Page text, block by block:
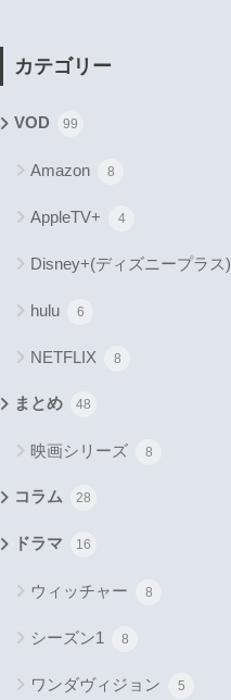
カテゴリー
VOD 99
Amazon 8
AppleTV+ 4
Disney+(ディズニープラス)
hulu 6
NETFLIX 8
まとめ 48
映画シリーズ 8
コラム 28
ドラマ 16
ウィッチャー 8
シーズン1 8
ワンダヴィジョン 5